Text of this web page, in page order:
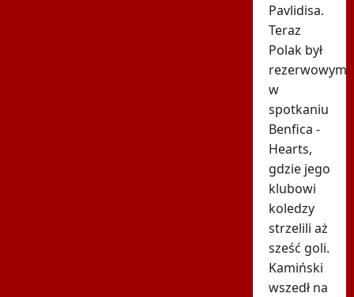
Pavlidisa.
Teraz
Polak był
rezerwowym
w
spotkaniu
Benfica -
Hearts,
gdzie jego
klubowi
koledzy
strzelili aż
sześć goli.
Kamiński
wszedł na